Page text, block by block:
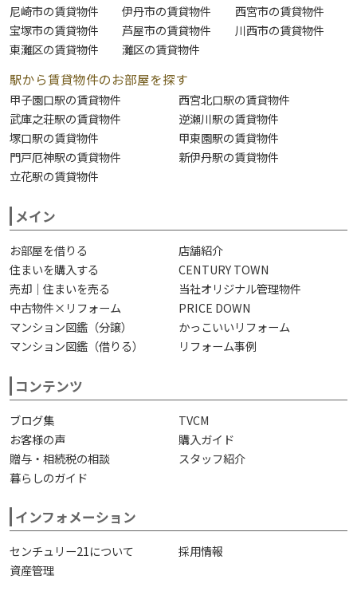
尼崎市の賃貸物件 伊丹市の賃貸物件
西宮市の賃貸物件
宝塚市の賃貸物件
芦屋市の賃貸物件
川西市の賃貸物件
東灘区の賃貸物件
灘区の賃貸物件
駅から賃貸物件のお部屋を探す
甲子園口駅の賃貸物件
西宮北口駅の賃貸物件
武庫之荘駅の賃貸物件
逆瀬川駅の賃貸物件
塚口駅の賃貸物件
甲東園駅の賃貸物件
門戸厄神駅の賃貸物件
新伊丹駅の賃貸物件
立花駅の賃貸物件
メイン
お部屋を借りる
店舗紹介
住まいを購入する
CENTURY TOWN
売却｜住まいを売る
当社オリジナル管理物件
中古物件×リフォーム
PRICE DOWN
マンション図鑑（分譲）
かっこいいリフォーム
マンション図鑑（借りる）
リフォーム事例
コンテンツ
ブログ集
TVCM
お客様の声
購入ガイド
贈与・相続税の相談
スタッフ紹介
暮らしのガイド
インフォメーション
センチュリー21について
採用情報
資産管理